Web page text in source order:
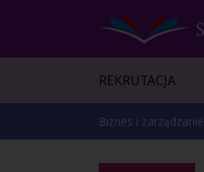
REKRUTACJA
Biznes i zarządzanie